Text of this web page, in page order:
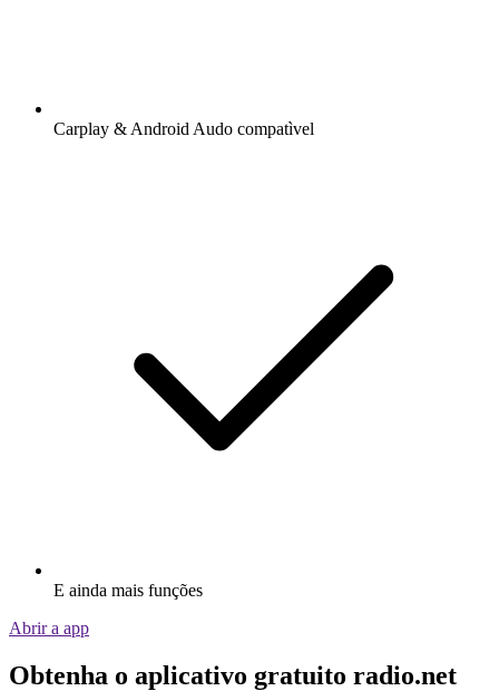
Carplay & Android Audo compatìvel
E ainda mais funções
Abrir a app
Obtenha o aplicativo gratuito radio.net